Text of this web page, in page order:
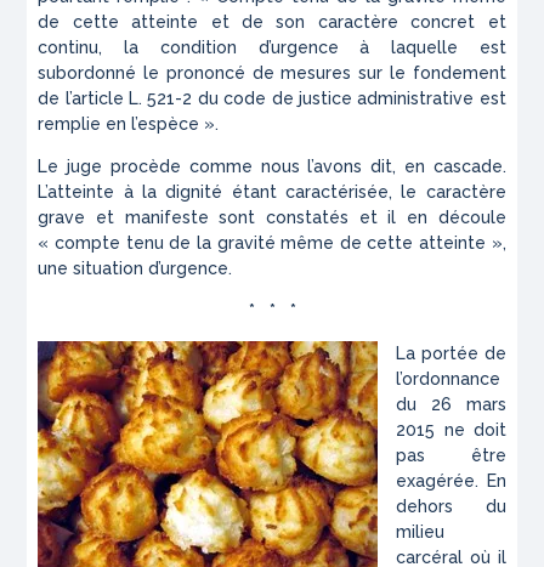
de cette atteinte et de son caractère concret et
continu, la condition d’urgence à laquelle est
subordonné le prononcé de mesures sur le fondement
de l’article L. 521-2 du code de justice administrative est
remplie en l’espèce ».
Le juge procède comme nous l’avons dit, en cascade.
L’atteinte à la dignité étant caractérisée, le caractère
grave et manifeste sont constatés et il en découle
« compte tenu de la gravité même de cette atteinte »,
une situation d’urgence.
* * *
La portée de
l’ordonnance
du 26 mars
2015 ne doit
pas être
exagérée. En
dehors du
milieu
carcéral où il